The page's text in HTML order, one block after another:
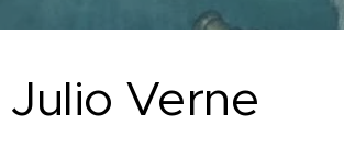
Julio Verne